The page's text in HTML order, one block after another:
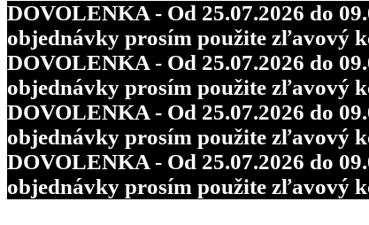
DOVOLENKA - Od 25.07.2026 do
objednávky prosím použite zľavový
DOVOLENKA - Od 25.07.2026 do
objednávky prosím použite zľavový
DOVOLENKA - Od 25.07.2026 do
objednávky prosím použite zľavový
DOVOLENKA - Od 25.07.2026 do
objednávky prosím použite zľavový